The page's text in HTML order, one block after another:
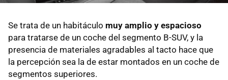
Se trata de un habitáculo muy amplio y espacioso
para tratarse de un coche del segmento B-SUV, y la
presencia de materiales agradables al tacto hace que
la percepción sea la de estar montados en un coche de
segmentos superiores.